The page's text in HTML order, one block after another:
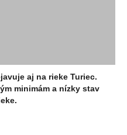
aj na rieke Turiec.
minimám a nízky stav